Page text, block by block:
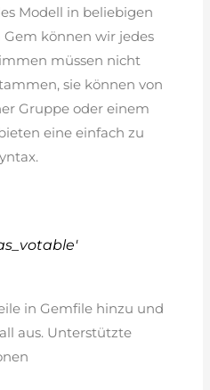
Modell in beliebigen
können wir jedes
müssen nicht
sie können von
Gruppe oder einem
eine einfach zu
in Gemfile hinzu und
aus. Unterstützte